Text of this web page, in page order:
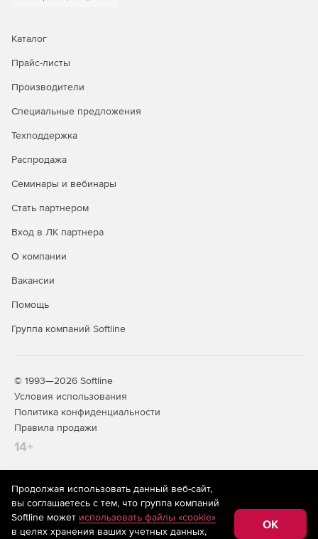
возможности безопасности для клиентов Linux.
Каталог
Прайс-листы
Производители
Специальные предложения
Техподдержка
Распродажа
Семинары и вебинары
Стать партнером
Вход в ЛК партнера
О компании
Вакансии
Помощь
Группа компаний Softline
© 1993—2026 Softline
Условия использования
Политика конфиденциальности
Правила продажи
14+
На информационном ресурсе store.softline.ru применяются
рекомендательные технологии(информационные технологии
предоставления информации на основе сбора,
систематизации и анализа сведений, относящихся к
Продолжая использовать данный веб-сайт,
вы соглашаетесь с тем, что группа компаний
Softline может использовать файлы «cookie»
в целях хранения ваших учетных данных,
OK